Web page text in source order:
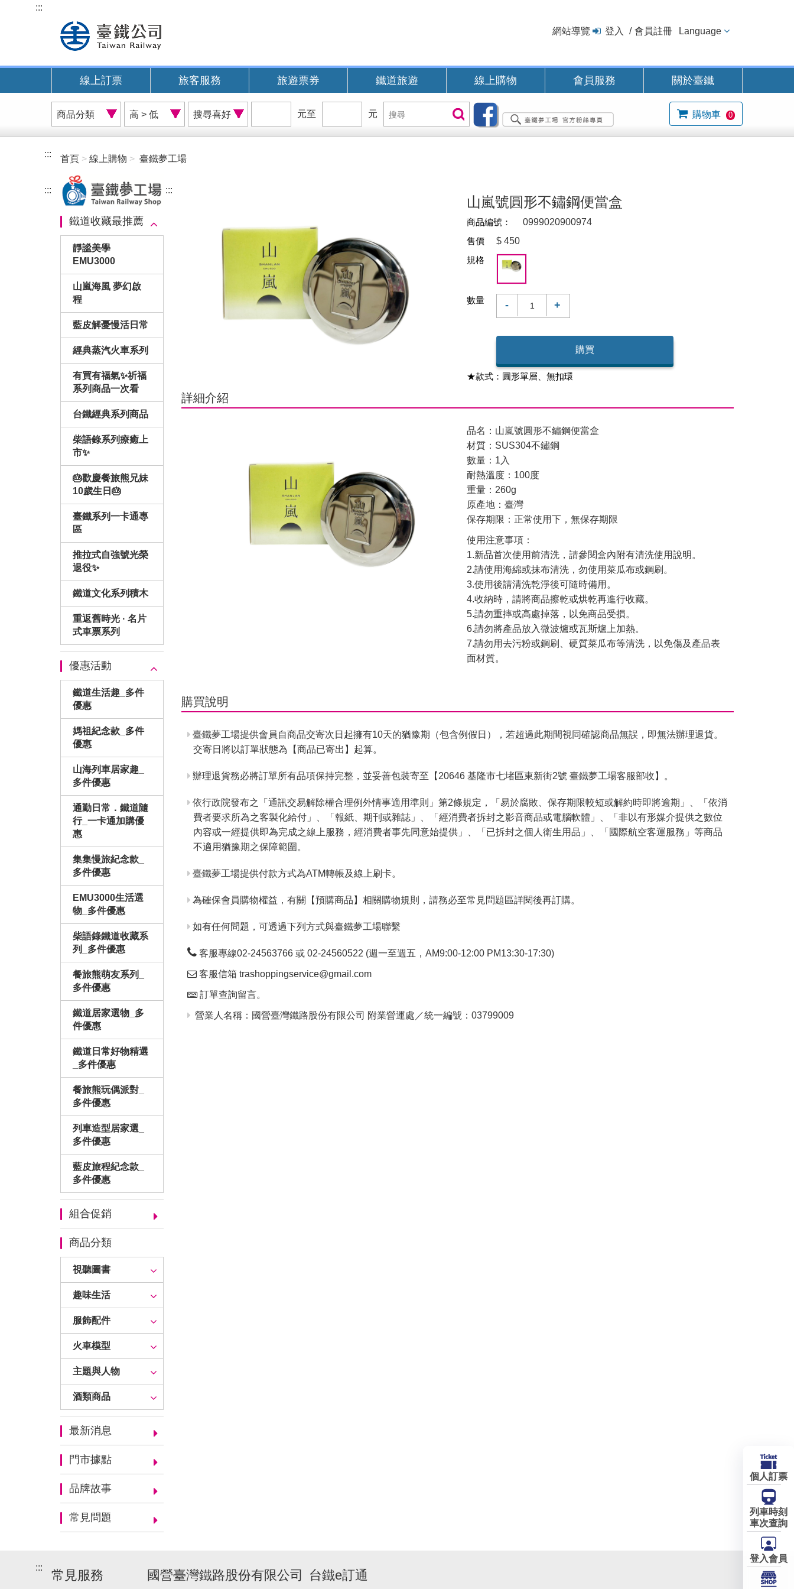
內
:::
網站導覽 登入 會員註冊 Language
線上訂票 旅客服務 旅遊票券 鐵道旅遊 線上購物 會員服務 關於臺鐵
商
品
分
價
格
排
搜
尋
喜
位
元至
位
元
搜
尋
搜尋 購物車 0
::: 首頁 線上購物 臺鐵夢工場
:::
鐵道收藏最推薦
靜謐美學
EMU3000
山嵐海風 夢幻啟
程
藍皮解憂慢活日常
經典蒸汽火車系列
有買有福氣✨祈福
系列商品一次看
台鐵經典系列商品
柴語錄系列療癒上
市✨
🎂歡慶餐旅熊兄妹
10歲生日🎂
臺鐵系列一卡通專
區
推拉式自強號光榮
退役✨
鐵道文化系列積木
重返舊時光 · 名片
式車票系列
優惠活動
鐵道生活趣_多件
優惠
媽祖紀念款_多件
優惠
山海列車居家趣_
多件優惠
通勤日常．鐵道隨
行_一卡通加購優
惠
集集慢旅紀念款_
多件優惠
EMU3000生活選
物_多件優惠
柴語錄鐵道收藏系
列_多件優惠
餐旅熊萌友系列_
多件優惠
鐵道居家選物_多
件優惠
鐵道日常好物精選
_多件優惠
餐旅熊玩偶派對_
多件優惠
列車造型居家選_
多件優惠
藍皮旅程紀念款_
多件優惠
組合促銷
商品分類
視聽圖書
趣味生活
服飾配件
火車模型
主題與人物
酒類商品
最新消息
門市據點
品牌故事
常見問題
:::
山嵐號圓形不鏽鋼便當盒
商品編號：
0999020900974
售價
$ 450
規格
數量 - +
購買
★款式：圓形單層、無扣環
詳細介紹
品名：山嵐號圓形不鏽鋼便當盒
材質：SUS304不鏽鋼
數量：1入
耐熱溫度：100度
重量：260g
原產地：臺灣
保存期限：正常使用下，無保存期限
使用注意事項：
1.新品首次使用前清洗，請參閱盒內附有清洗使用說明。
2.請使用海綿或抹布清洗，勿使用菜瓜布或鋼刷。
3.使用後請清洗乾淨後可隨時備用。
4.收納時，請將商品擦乾或烘乾再進行收藏。
5.請勿重摔或高處掉落，以免商品受損。
6.請勿將產品放入微波爐或瓦斯爐上加熱。
7.請勿用去污粉或鋼刷、硬質菜瓜布等清洗，以免傷及產品表
面材質。
購買說明
臺鐵夢工場提供會員自商品交寄次日起擁有10天的猶豫期（包含例假日），若超過此期間視同確認商品無誤，即無法辦理退貨。
交寄日將以訂單狀態為【商品已寄出】起算。
辦理退貨務必將訂單所有品項保持完整，並妥善包裝寄至【20646 基隆市七堵區東新街2號 臺鐵夢工場客服部收】。
依行政院發布之「通訊交易解除權合理例外情事適用準則」第2條規定，「易於腐敗、保存期限較短或解約時即將逾期」、「依消
費者要求所為之客製化給付」、「報紙、期刊或雜誌」、「經消費者拆封之影音商品或電腦軟體」、「非以有形媒介提供之數位
內容或一經提供即為完成之線上服務，經消費者事先同意始提供」、「已拆封之個人衛生用品」、「國際航空客運服務」等商品
不適用猶豫期之保障範圍。
臺鐵夢工場提供付款方式為ATM轉帳及線上刷卡。
為確保會員購物權益，有關【預購商品】相關購物規則，請務必至常見問題區詳閱後再訂購。
如有任何問題，可透過下列方式與臺鐵夢工場聯繫
客服專線02-24563766 或 02-24560522 (週一至週五，AM9:00-12:00 PM13:30-17:30)
客服信箱 trashoppingservice@gmail.com
訂單查詢留言。
營業人名稱：國營臺灣鐵路股份有限公司 附業營運處／統一編號：03799009
:::
常見服務 國營臺灣鐵路股份有限公司 台鐵e訂通
個人訂票
列車時刻
車次查詢
登入會員